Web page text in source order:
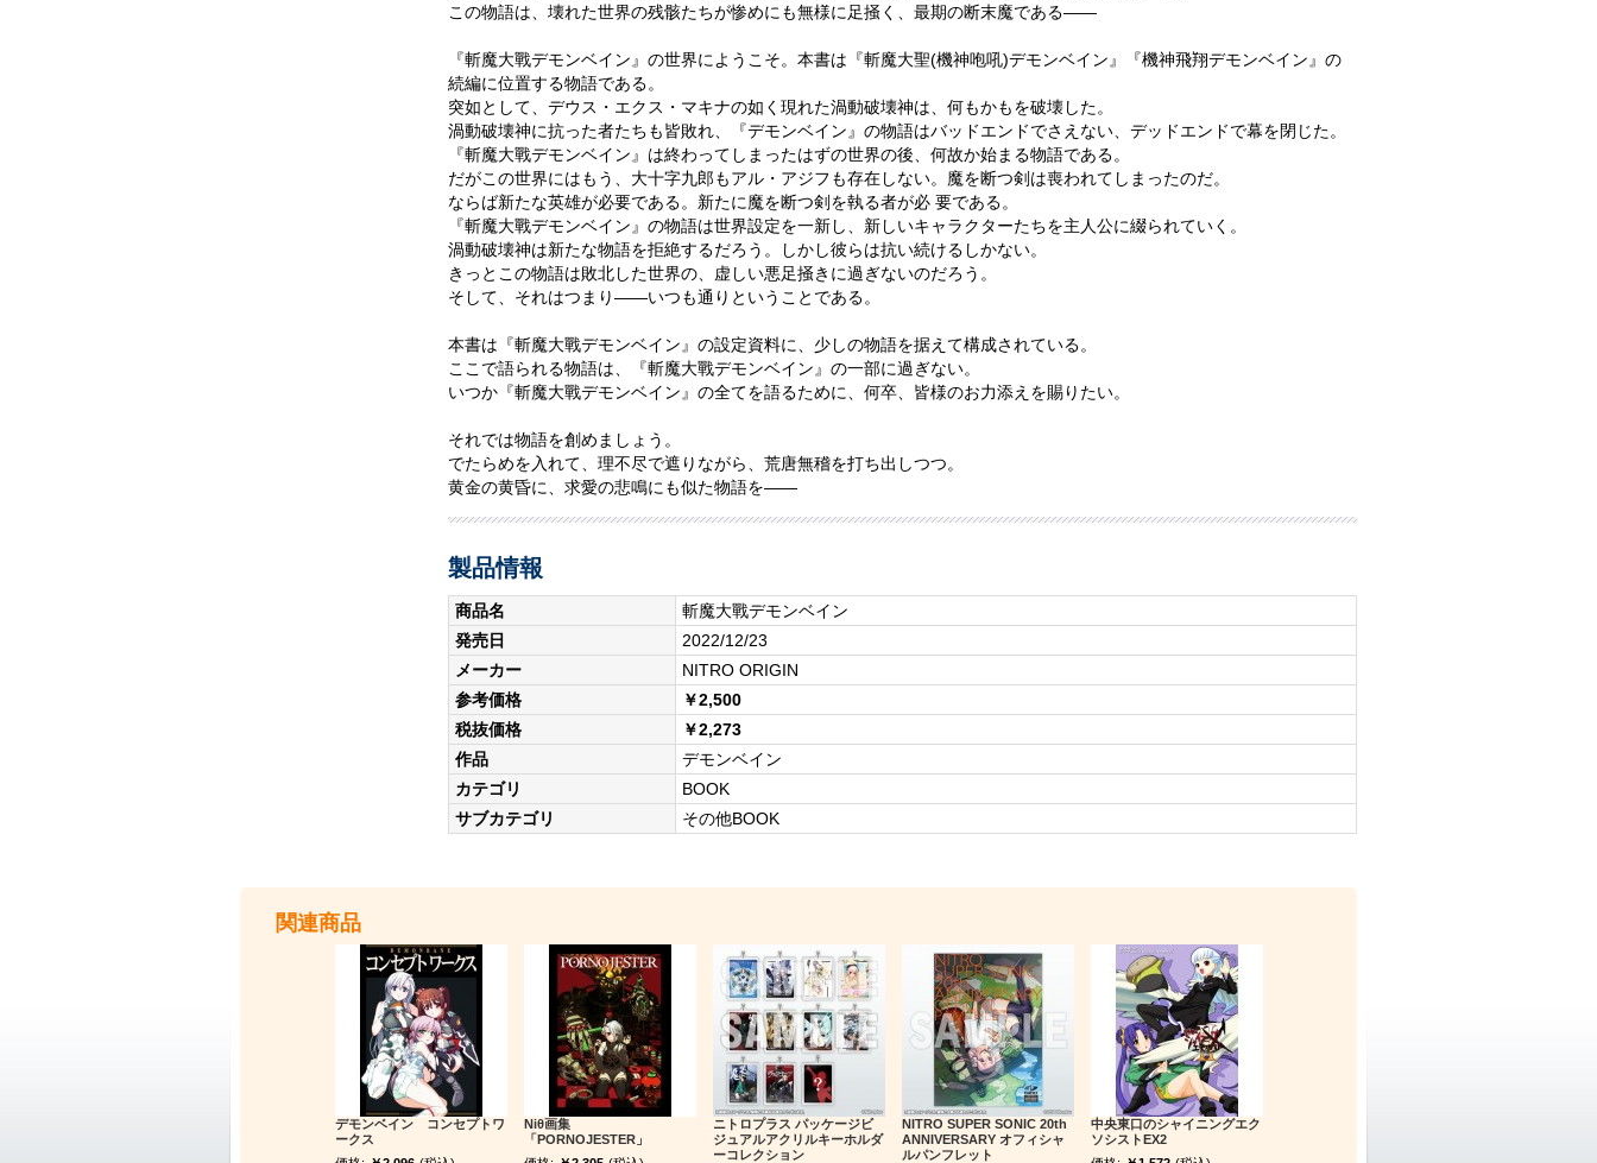
この物語は、壊れた世界の残骸たちが惨めにも無様に足掻く、最期の断末魔である――
『斬魔大戰デモンベイン』の世界にようこそ。本書は『斬魔大聖(機神咆吼)デモンベイン』『機神飛翔デモンベイン』の
続編に位置する物語である。
突如として、デウス・エクス・マキナの如く現れた渦動破壊神は、何もかもを破壊した。
渦動破壊神に抗った者たちも皆敗れ、『デモンベイン』の物語はバッドエンドでさえない、デッドエンドで幕を閉じた。
『斬魔大戰デモンベイン』は終わってしまったはずの世界の後、何故か始まる物語である。
だがこの世界にはもう、大十字九郎もアル・アジフも存在しない。魔を断つ剣は喪われてしまったのだ。
ならば新たな英雄が必要である。新たに魔を断つ剣を執る者が必 要である。
『斬魔大戰デモンベイン』の物語は世界設定を一新し、新しいキャラクターたちを主人公に綴られていく。
渦動破壊神は新たな物語を拒絶するだろう。しかし彼らは抗い続けるしかない。
きっとこの物語は敗北した世界の、虚しい悪足掻きに過ぎないのだろう。
そして、それはつまり――いつも通りということである。
本書は『斬魔大戰デモンベイン』の設定資料に、少しの物語を据えて構成されている。
ここで語られる物語は、『斬魔大戰デモンベイン』の一部に過ぎない。
いつか『斬魔大戰デモンベイン』の全てを語るために、何卒、皆様のお力添えを賜りたい。
それでは物語を創めましょう。
でたらめを入れて、理不尽で遮りながら、荒唐無稽を打ち出しつつ。
黄金の黄昏に、求愛の悲鳴にも似た物語を――
製品情報
商品名
斬魔大戰デモンベイン
発売日
2022/12/23
メーカー
NITRO ORIGIN
参考価格
￥2,500
税抜価格
￥2,273
作品
デモンベイン
カテゴリ
BOOK
サブカテゴリ
その他BOOK
関連商品
デモンベイン コンセプトワ
ークス
Niθ画集
「PORNOJESTER」
ニトロプラス パッケージビ
ジュアルアクリルキーホルダ
ーコレクション
NITRO SUPER SONIC 20th
ANNIVERSARY オフィシャ
ルパンフレット
中央東口のシャイニングエク
ソシストEX2